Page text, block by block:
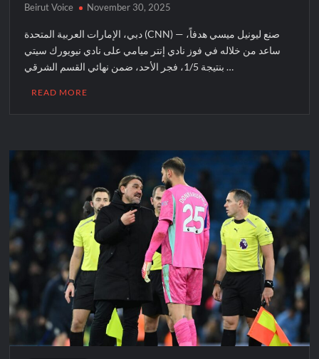
Beirut Voice November 30, 2025
دبي، الإمارات العربية المتحدة (CNN) — صنع ليونيل ميسي هدفاً،
ساعد من خلاله في فوز نادي إنتر ميامي على نادي نيويورك سيتي
بنتيجة 1/5، فجر الأحد، ضمن نهائي القسم الشرقي …
READ MORE